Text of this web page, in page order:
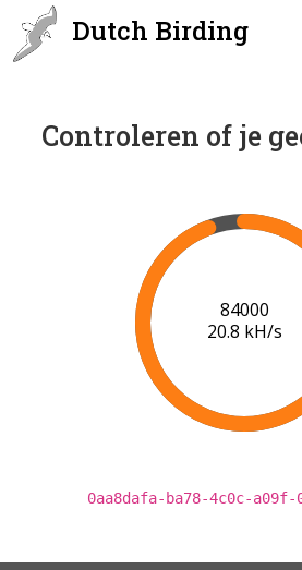
Dutch Birding
Controleren of je
86000
20.9 kH/s
0aa8dafa-ba78-4c0c-a09f-